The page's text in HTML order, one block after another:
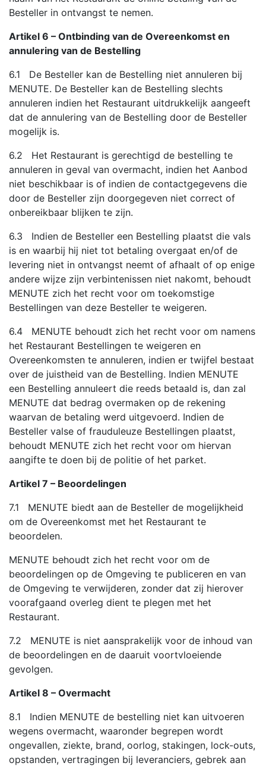
Besteller in ontvangst te nemen.
Artikel 6 – Ontbinding van de Overeenkomst en
annulering van de Bestelling
6.1 De Besteller kan de Bestelling niet annuleren bij
MENUTE. De Besteller kan de Bestelling slechts
annuleren indien het Restaurant uitdrukkelijk aangeeft
dat de annulering van de Bestelling door de Besteller
mogelijk is.
6.2 Het Restaurant is gerechtigd de bestelling te
annuleren in geval van overmacht, indien het Aanbod
niet beschikbaar is of indien de contactgegevens die
door de Besteller zijn doorgegeven niet correct of
onbereikbaar blijken te zijn.
6.3 Indien de Besteller een Bestelling plaatst die vals
is en waarbij hij niet tot betaling overgaat en/of de
levering niet in ontvangst neemt of afhaalt of op enige
andere wijze zijn verbintenissen niet nakomt, behoudt
MENUTE zich het recht voor om toekomstige
Bestellingen van deze Besteller te weigeren.
6.4 MENUTE behoudt zich het recht voor om namens
het Restaurant Bestellingen te weigeren en
Overeenkomsten te annuleren, indien er twijfel bestaat
over de juistheid van de Bestelling. Indien MENUTE
een Bestelling annuleert die reeds betaald is, dan zal
MENUTE dat bedrag overmaken op de rekening
waarvan de betaling werd uitgevoerd. Indien de
Besteller valse of frauduleuze Bestellingen plaatst,
behoudt MENUTE zich het recht voor om hiervan
aangifte te doen bij de politie of het parket.
Artikel 7 – Beoordelingen
7.1 MENUTE biedt aan de Besteller de mogelijkheid
om de Overeenkomst met het Restaurant te
beoordelen.
MENUTE behoudt zich het recht voor om de
beoordelingen op de Omgeving te publiceren en van
de Omgeving te verwijderen, zonder dat zij hierover
voorafgaand overleg dient te plegen met het
Restaurant.
7.2 MENUTE is niet aansprakelijk voor de inhoud van
de beoordelingen en de daaruit voortvloeiende
gevolgen.
Artikel 8 – Overmacht
8.1 Indien MENUTE de bestelling niet kan uitvoeren
wegens overmacht, waaronder begrepen wordt
ongevallen, ziekte, brand, oorlog, stakingen, lock-outs,
opstanden, vertragingen bij leveranciers, gebrek aan